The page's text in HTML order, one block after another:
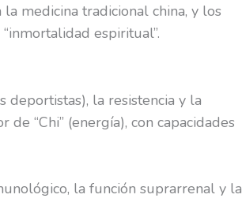
medicina tradicional china, y los
espiritual”.
deportistas), la resistencia y la
“Chi” (energía), con capacidades
la función suprarrenal y la